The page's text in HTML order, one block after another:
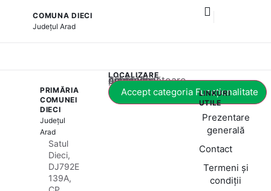
COMUNA DIECI
JudețulArad
PRIMĂRIA
COMUNEI
DIECI
Județul
Arad
Satul
Dieci,
DJ792E
139A,
LOCALIZARE
Acest conținut este blocat până când acceptați categoria corespunzătoare de cookie-uri.
Accept categoria Funcționalitate
LINKURI
UTILE
Prezentare
generală
Contact
Termeni și
condiții